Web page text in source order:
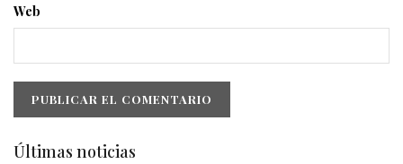
Web
Últimas noticias